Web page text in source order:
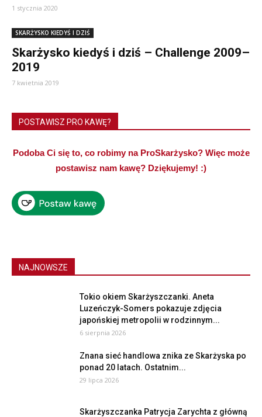
1 stycznia 2020
SKARŻYSKO KIEDYŚ I DZIŚ
Skarżysko kiedyś i dziś – Challenge 2009–
2019
7 kwietnia 2019
POSTAWISZ PRO KAWĘ?
Podoba Ci się to, co robimy na ProSkarżysko? Więc może
postawisz nam kawę? Dziękujemy! :)
NAJNOWSZE
Tokio okiem Skarżyszczanki. Aneta
Luzeńczyk-Somers pokazuje zdjęcia
japońskiej metropolii w rodzinnym...
6 sierpnia 2026
Znana sieć handlowa znika ze Skarżyska po
ponad 20 latach. Ostatnim...
29 lipca 2026
Skarżyszczanka Patrycja Zarychta z główną